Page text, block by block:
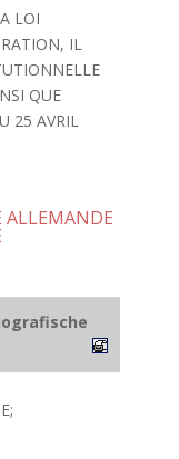
LOI
IL
QUE
25 AVRIL